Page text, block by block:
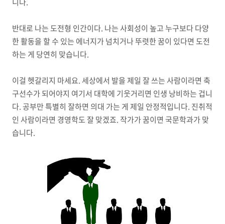
반대로 나는 도전형 인간이다. 나는 사회성이 높고 누구보다 다양
한 활동을 할 수 있는 에너지가 넘치거나 뚜렷한 꿈이 있다면 도전
하는 게 당연히 맞습니다.
이걸 헷갈리지 마세요. 세상에서 발을 제일 잘 쓰는 사람이라면 축
구선수가 되어야지 여기서 대학에 기웃거리면 인생 낭비하는 겁니
다. 공부만 특별히 잘하면 의대 가는 게 제일 안정적입니다. 진취적
인 사람이라면 경영학도 잘 맞겠죠. 작가가 꿈이면 국문학과가 맞
습니다.